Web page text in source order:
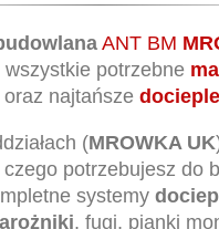
ANT BM
potrzebne
, oraz najtańsze
(MROWKA UK
potrzebujesz do
systemy
, fugi, pianki